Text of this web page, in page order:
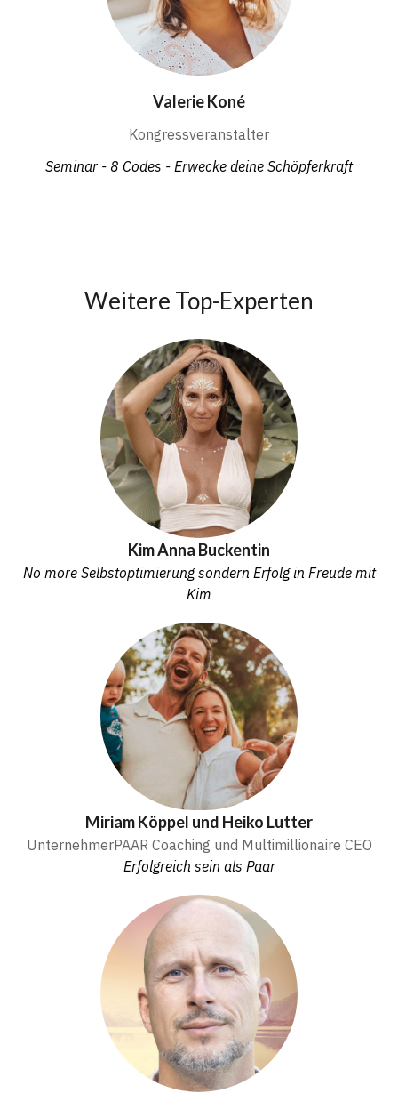
Valerie Koné
Kongressveranstalter
Seminar - 8 Codes - Erwecke deine Schöpferkraft
Weitere Top-Experten
Kim Anna Buckentin
No more Selbstoptimierung sondern Erfolg in Freude mit
Kim
Miriam Köppel und Heiko Lutter
UnternehmerPAAR Coaching und Multimillionaire CEO
Erfolgreich sein als Paar